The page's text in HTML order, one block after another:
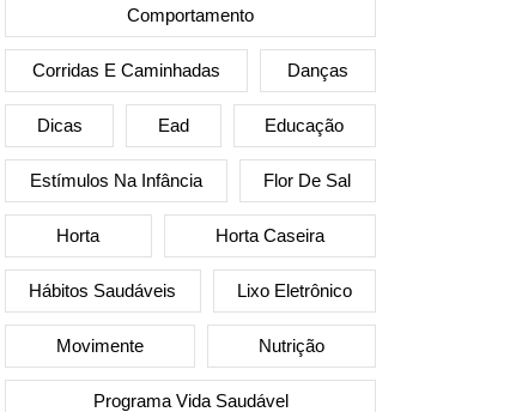
Comportamento
Corridas E Caminhadas Danças
Dicas Ead Educação
Estímulos Na Infância Flor De Sal
Horta Horta Caseira
Hábitos Saudáveis Lixo Eletrônico
Movimente Nutrição
Programa Vida Saudável